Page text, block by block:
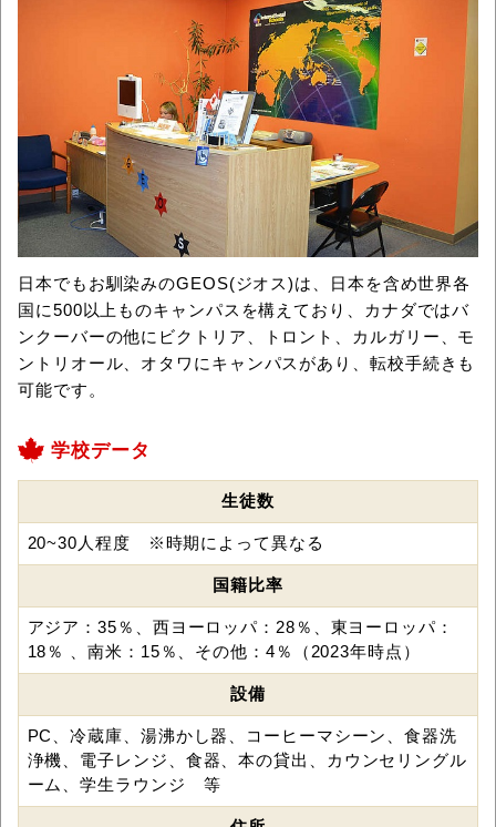
日本でもお馴染みのGEOS(ジオス)は、日本を含め世界各
国に500以上ものキャンパスを構えており、カナダではバ
ンクーバーの他にビクトリア、トロント、カルガリー、モ
ントリオール、オタワにキャンパスがあり、転校手続きも
可能です。
学校データ
生徒数
20~30人程度 ※時期によって異なる
国籍比率
アジア：35％、西ヨーロッパ：28％、東ヨーロッパ：
18％ 、南米：15％、その他：4％（2023年時点）
設備
PC、冷蔵庫、湯沸かし器、コーヒーマシーン、食器洗
浄機、電子レンジ、食器、本の貸出、カウンセリングル
ーム、学生ラウンジ 等